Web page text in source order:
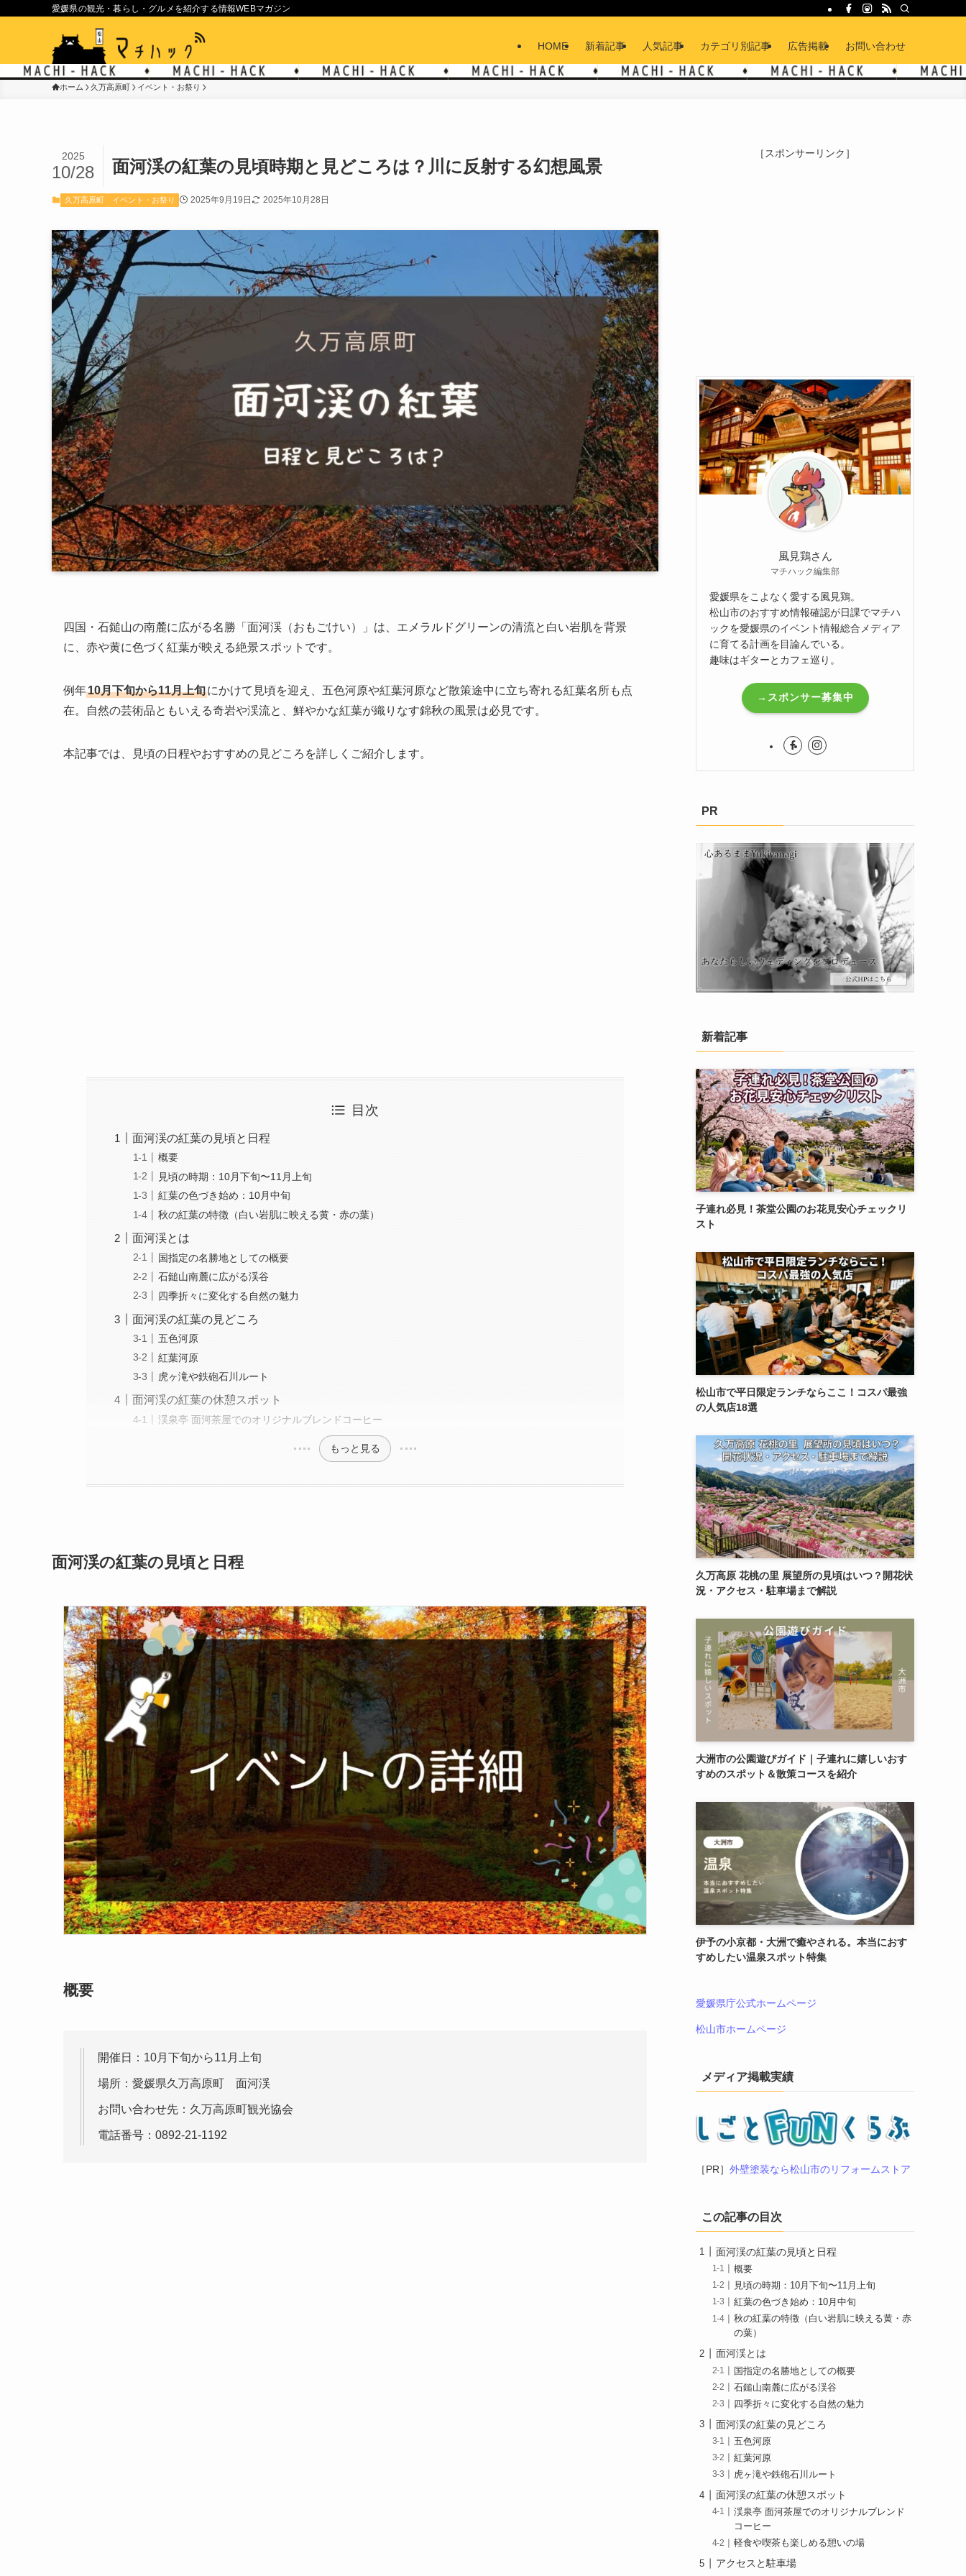
愛媛県の観光・暮らし・グルメを紹介する情報WEBマガジン
HOME 新着記事 人気記事 カテゴリ別記事 広告掲載 お問い合わせ
ホーム 久万高原町 イベント・お祭り
面河渓の紅葉の見頃時期と見どころは？川に反射する幻想風景
2025
10/28
久万高原町 イベント・お祭り 2025年9月19日 2025年10月28日
四国・石鎚山の南麓に広がる名勝「面河渓（おもごけい）」は、エメラルドグリーンの清流と白い岩肌を背景
に、赤や黄に色づく紅葉が映える絶景スポットです。
例年10月下旬から11月上旬にかけて見頃を迎え、五色河原や紅葉河原など散策途中に立ち寄れる紅葉名所も点
在。自然の芸術品ともいえる奇岩や渓流と、鮮やかな紅葉が織りなす錦秋の風景は必見です。
本記事では、見頃の日程やおすすめの見どころを詳しくご紹介します。
目次
面河渓の紅葉の見頃と日程
概要
見頃の時期：10月下旬〜11月上旬
紅葉の色づき始め：10月中旬
秋の紅葉の特徴（白い岩肌に映える黄・赤の葉）
面河渓とは
国指定の名勝地としての概要
石鎚山南麓に広がる渓谷
四季折々に変化する自然の魅力
面河渓の紅葉の見どころ
五色河原
紅葉河原
虎ヶ滝や鉄砲石川ルート
面河渓の紅葉の休憩スポット
渓泉亭 面河茶屋でのオリジナルブレンドコーヒー
もっと見る
面河渓の紅葉の見頃と日程
概要
開催日：10月下旬から11月上旬
場所：愛媛県久万高原町 面河渓
お問い合わせ先：久万高原町観光協会
電話番号：0892-21-1192
［スポンサーリンク］
風見鶏さん
マチハック編集部
愛媛県をこよなく愛する風見鶏。
松山市のおすすめ情報確認が日課でマチハ
ックを愛媛県のイベント情報総合メディア
に育てる計画を目論んでいる。
趣味はギターとカフェ巡り。
→スポンサー募集中
PR
新着記事
子連れ必見！茶堂公園のお花見安心チェックリ
スト
松山市で平日限定ランチならここ！コスパ最強
の人気店18選
久万高原 花桃の里 展望所の見頃はいつ？開花状
況・アクセス・駐車場まで解説
大洲市の公園遊びガイド｜子連れに嬉しいおす
すめのスポット＆散策コースを紹介
伊予の小京都・大洲で癒やされる。本当におす
すめしたい温泉スポット特集
愛媛県庁公式ホームページ
松山市ホームページ
メディア掲載実績
［PR］ 外壁塗装なら松山市のリフォームストア
この記事の目次
面河渓の紅葉の見頃と日程
概要
見頃の時期：10月下旬〜11月上旬
紅葉の色づき始め：10月中旬
秋の紅葉の特徴（白い岩肌に映える黄・赤
の葉）
面河渓とは
国指定の名勝地としての概要
石鎚山南麓に広がる渓谷
四季折々に変化する自然の魅力
面河渓の紅葉の見どころ
五色河原
紅葉河原
虎ヶ滝や鉄砲石川ルート
面河渓の紅葉の休憩スポット
渓泉亭 面河茶屋でのオリジナルブレンド
コーヒー
軽食や喫茶も楽しめる憩いの場
アクセスと駐車場